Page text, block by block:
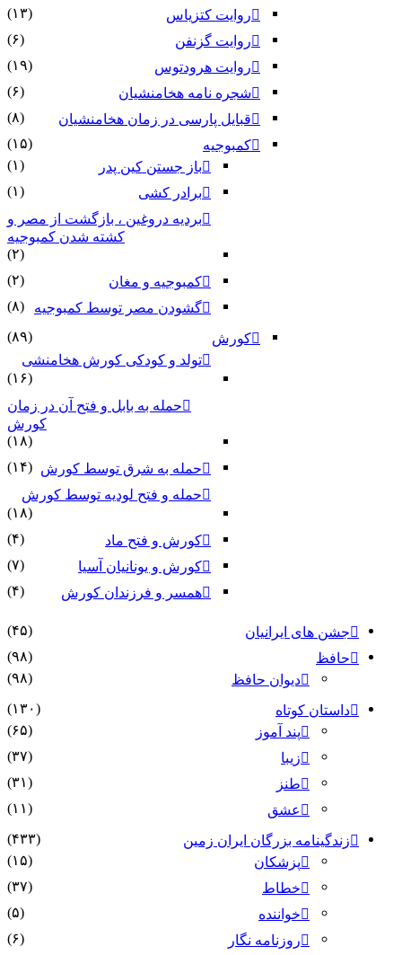
روایت کتزیاس
(۱۳)
روایت گزنفن
(۶)
روایت هرودتوس
(۱۹)
شجره نامه هخامنشیان
(۶)
قبایل پارسی در زمان هخامنشیان
(۸)
کمبوجیه
(۱۵)
باز جستن کین پدر
(۱)
برادر کشی
(۱)
بردیه دروغین ، بازگشت از مصر و
کشته شدن کمبوجیه
(۲)
کمبوجیه و مغان
(۲)
گشودن مصر توسط کمبوجیه
(۸)
کورش
(۸۹)
تولد و کودکی کورش هخامنشی
(۱۶)
حمله به بابل و فتح آن در زمان
کورش
(۱۸)
حمله به شرق توسط کورش (۱۴)
حمله و فتح لودیه توسط کورش
(۱۸)
کورش و فتح ماد
(۴)
کورش و یونانیان آسیا
(۷)
همسر و فرزندان کورش
(۴)
جشن های ایرانیان
(۴۵)
حافظ
(۹۸)
دیوان حافظ
(۹۸)
داستان کوتاه
(۱۳۰)
پند آموز
(۶۵)
زیبا
(۳۷)
طنز
(۳۱)
عشق
(۱۱)
زندگینامه بزرگان ایران زمین
(۴۳۳)
پزشکان
(۱۵)
خطاط
(۳۷)
خواننده
(۵)
روزنامه نگار
(۶)